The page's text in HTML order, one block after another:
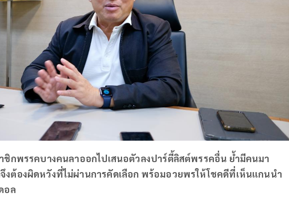
กพรรคบางคนลาออกไปเสนอตัวลงปาร์ตี้ลิสต์พรรคอื่น ย้ำมีคนมา
งต้องผิดหวังที่ไม่ผ่านการคัดเลือก พร้อมอวยพรให้โชคดีที่เห็นแกนนำ
อล